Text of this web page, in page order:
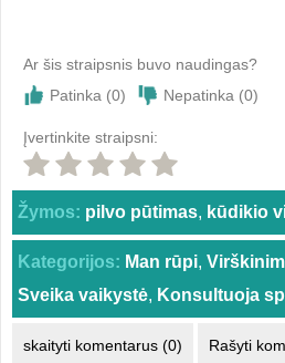
Ar šis straipsnis buvo naudingas?
Patinka (0) Nepatinka (0)
Įvertinkite straipsni:
Žymos: pilvo pūtimas, kūdikio
Kategorijos: Man rūpi,
Sveika vaikystė, Konsultuoja
skaityti komentarus (0) Rašyti